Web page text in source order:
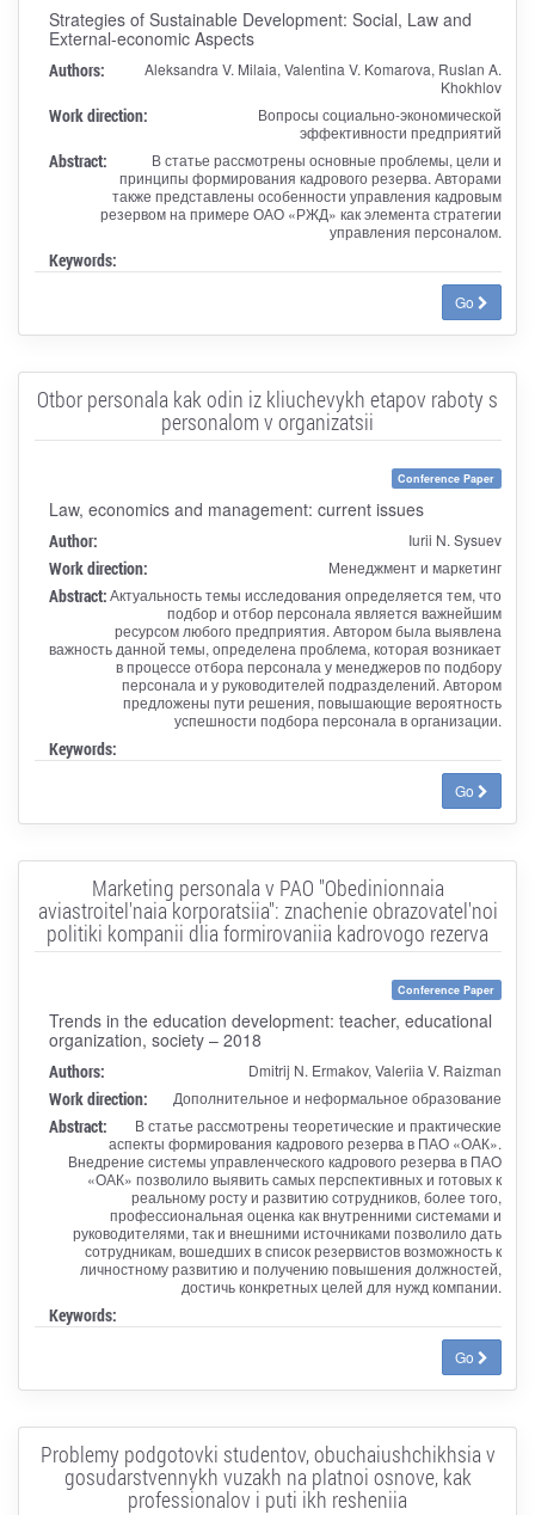
Strategies of Sustainable Development: Social, Law and
External-economic Aspects
Authors:
Aleksandra V. Milaia, Valentina V. Komarova, Ruslan A.
Khokhlov
Work direction:
Вопросы социально-экономической
эффективности предприятий
Abstract:
В статье рассмотрены основные проблемы, цели и
принципы формирования кадрового резерва. Авторами
также представлены особенности управления кадровым
резервом на примере ОАО «РЖД» как элемента стратегии
управления персоналом.
Keywords:
Go
Otbor personala kak odin iz kliuchevykh etapov raboty s
personalom v organizatsii
Conference Paper
Law, economics and management: current issues
Author: Iurii N. Sysuev
Work direction: Менеджмент и маркетинг
Abstract:Актуальность темы исследования определяется тем, что
подбор и отбор персонала является важнейшим
ресурсом любого предприятия. Автором была выявлена
важность данной темы, определена проблема, которая возникает
в процессе отбора персонала у менеджеров по подбору
персонала и у руководителей подразделений. Автором
предложены пути решения, повышающие вероятность
успешности подбора персонала в организации.
Keywords:
Go
Marketing personala v PAO "Obedinionnaia
aviastroitel'naia korporatsiia": znachenie obrazovatel'noi
politiki kompanii dlia formirovaniia kadrovogo rezerva
Conference Paper
Trends in the education development: teacher, educational
organization, society – 2018
Authors: Dmitrij N. Ermakov, Valeriia V. Raizman
Work direction: Дополнительное и неформальное образование
Abstract:
В статье рассмотрены теоретические и практические
аспекты формирования кадрового резерва в ПАО «ОАК».
Внедрение системы управленческого кадрового резерва в ПАО
«ОАК» позволило выявить самых перспективных и готовых к
реальному росту и развитию сотрудников, более того,
профессиональная оценка как внутренними системами и
руководителями, так и внешними источниками позволило дать
сотрудникам, вошедших в список резервистов возможность к
личностному развитию и получению повышения должностей,
достичь конкретных целей для нужд компании.
Keywords:
Go
Problemy podgotovki studentov, obuchaiushchikhsia v
gosudarstvennykh vuzakh na platnoi osnove, kak
professionalov i puti ikh resheniia